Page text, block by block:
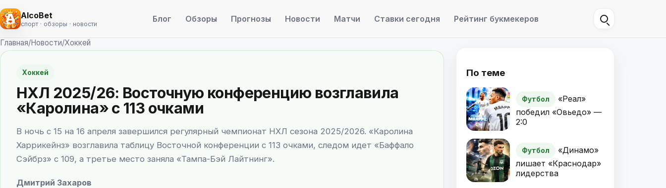
AlcoBet
спорт · обзоры · новости Блог Обзоры Прогнозы Новости Матчи Ставки сегодня Рейтинг букмекеров
Главная/Новости/Хоккей
Хоккей
НХЛ 2025/26: Восточную конференцию возглавила
«Каролина» с 113 очками
В ночь с 15 на 16 апреля завершился регулярный чемпионат НХЛ сезона 2025/2026. «Каролина
Харрикейнз» возглавила таблицу Восточной конференции с 113 очками, следом идет «Баффало
Сэйбрз» с 109, а третье место заняла «Тампа-Бэй Лайтнинг».
Дмитрий Захаров
По теме
Футбол
«Реал»
победил «Овьедо» —
2:0
Футбол
«Динамо»
лишает «Краснодар»
лидерства